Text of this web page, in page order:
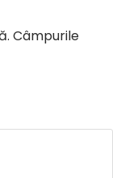
Câmpurile